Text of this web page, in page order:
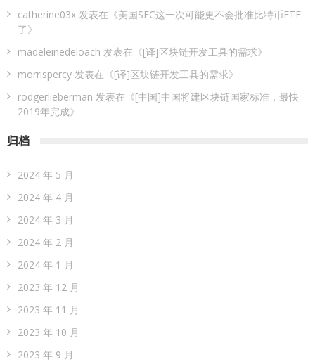
catherine03x 发表在《美国SEC这一次可能更不会批准比特币ETF
了》
madeleinedeloach 发表在《[译]区块链开发工具的需求》
morrispercy 发表在《[译]区块链开发工具的需求》
rodgerlieberman 发表在《[中国]中国将建区块链国家标准，最快
2019年完成》
归档
2024 年 5 月
2024 年 4 月
2024 年 3 月
2024 年 2 月
2024 年 1 月
2023 年 12 月
2023 年 11 月
2023 年 10 月
2023 年 9 月